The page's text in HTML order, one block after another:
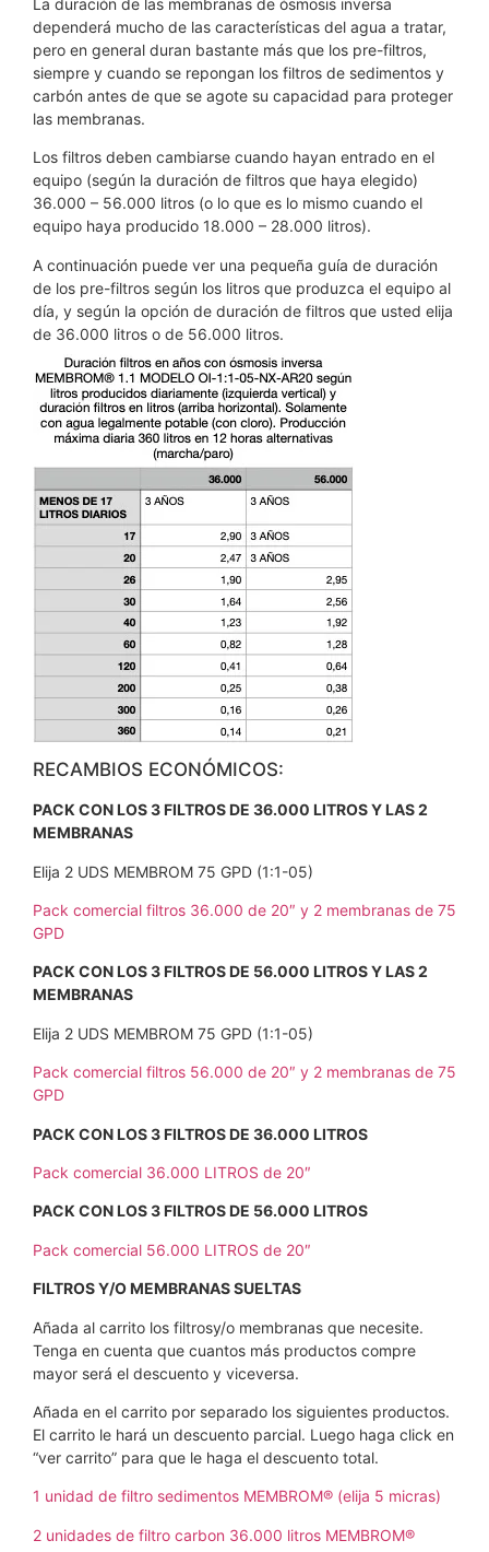
La duración de las membranas de ósmosis inversa
dependerá mucho de las características del agua a tratar,
pero en general duran bastante más que los pre-filtros,
siempre y cuando se repongan los filtros de sedimentos y
carbón antes de que se agote su capacidad para proteger
las membranas.
Los filtros deben cambiarse cuando hayan entrado en el
equipo (según la duración de filtros que haya elegido)
36.000 – 56.000 litros (o lo que es lo mismo cuando el
equipo haya producido 18.000 – 28.000 litros).
A continuación puede ver una pequeña guía de duración
de los pre-filtros según los litros que produzca el equipo al
día, y según la opción de duración de filtros que usted elija
de 36.000 litros o de 56.000 litros.
RECAMBIOS ECONÓMICOS:
PACK CON LOS 3 FILTROS DE 36.000 LITROS Y LAS 2
MEMBRANAS
Elija 2 UDS MEMBROM 75 GPD (1:1-05)
Pack comercial filtros 36.000 de 20″ y 2 membranas de 75
GPD
PACK CON LOS 3 FILTROS DE 56.000 LITROS Y LAS 2
MEMBRANAS
Elija 2 UDS MEMBROM 75 GPD (1:1-05)
Pack comercial filtros 56.000 de 20″ y 2 membranas de 75
GPD
PACK CON LOS 3 FILTROS DE 36.000 LITROS
Pack comercial 36.000 LITROS de 20″
PACK CON LOS 3 FILTROS DE 56.000 LITROS
Pack comercial 56.000 LITROS de 20″
FILTROS Y/O MEMBRANAS SUELTAS
Añada al carrito los filtrosy/o membranas que necesite.
Tenga en cuenta que cuantos más productos compre
mayor será el descuento y viceversa.
Añada en el carrito por separado los siguientes productos.
El carrito le hará un descuento parcial. Luego haga click en
“ver carrito” para que le haga el descuento total.
1 unidad de filtro sedimentos MEMBROM® (elija 5 micras)
2 unidades de filtro carbon 36.000 litros MEMBROM®